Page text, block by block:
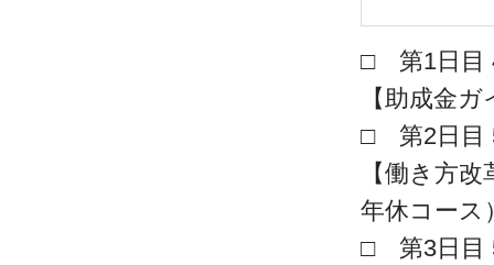
□ 第1日目
【助成金
□ 第2日目
【働き方
年休コース
□ 第3日目